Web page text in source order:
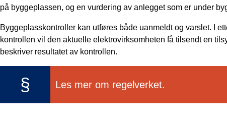
på byggeplassen, og en vurdering av anlegget som er under
Byggeplasskontroller kan utføres både uanmeldt og varslet. I
kontrollen vil den aktuelle elektrovirksomheten få tilsendt en
beskriver resultatet av kontrollen.
§ Les mer om regelverket.